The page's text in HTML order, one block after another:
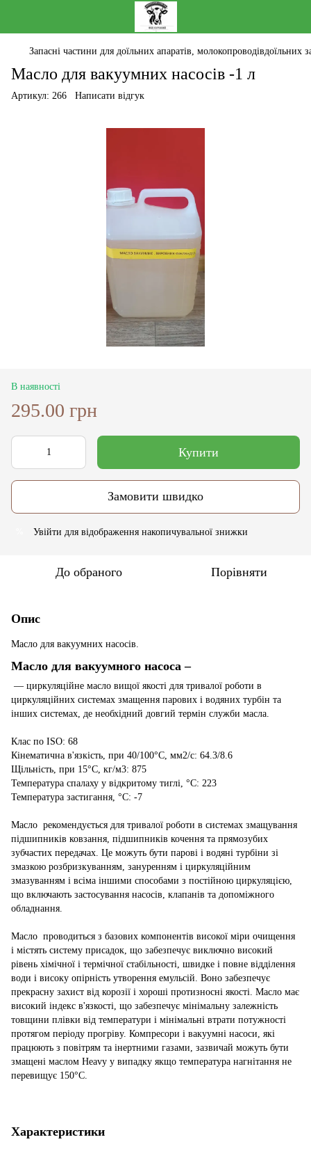
Запасні частини для доїльних апаратів, молокопроводівдоїльних
Масло для вакуумних насосів -1 л
Артикул: 266 Написати відгук
В наявності
295.00 грн
Купити
Замовити швидко
Увійти для відображення накопичувальної знижки
До обраного Порівняти
Опис
Масло для вакуумних насосів.
Масло для вакуумного насоса –
― циркуляційне масло вищої якості для тривалої роботи в
циркуляційних системах змащення парових і водяних турбін та
інших системах, де необхідний довгий термін служби масла.
Клас по ISO: 68
Кінематична в'язкість, при 40/100°С, мм2/с: 64.3/8.6
Щільність, при 15°С, кг/м3: 875
Температура спалаху у відкритому тиглі, °С: 223
Температура застигання, °С: -7
Масло рекомендується для тривалої роботи в системах змащування
підшипників ковзання, підшипників кочення та прямозубих
зубчастих передачах. Це можуть бути парові і водяні турбіни зі
змазкою розбризкуванням, зануренням і циркуляційним
змазуванням і всіма іншими способами з постійною циркуляцією,
що включають застосування насосів, клапанів та допоміжного
обладнання.
Масло проводиться з базових компонентів високої міри очищення
і містять систему присадок, що забезпечує виключно високий
рівень хімічної і термічної стабільності, швидке і повне відділення
води і високу опірність утворення емульсій. Воно забезпечує
прекрасну захист від корозії і хороші протизносні якості. Масло має
високий індекс в'язкості, що забезпечує мінімальну залежність
товщини плівки від температури і мінімальні втрати потужності
протягом періоду прогріву. Компресори і вакуумні насоси, які
працюють з повітрям та інертними газами, зазвичай можуть бути
змащені маслом Heavy у випадку якщо температура нагнітання не
перевищує 150°С.
Характеристики